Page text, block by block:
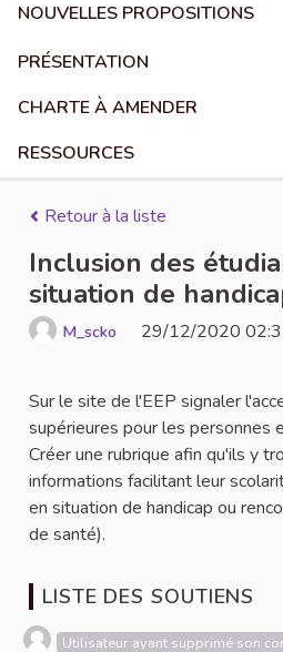
NOUVELLES PROPOSITIONS
PRÉSENTATION
CHARTE À AMENDER
RESSOURCES
Retour à la liste
Inclusion des
situation de
M_scko 29/12/2020
Sur le site de l'EEP signaler
supérieures pour les personnes
Créer une rubrique afin qu'ils y
informations facilitant leur
en situation de handicap ou
de santé).
LISTE DES SOUTIENS
Utilisateur ayant supprimé son